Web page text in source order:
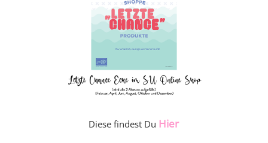
Diese findest Du Hier